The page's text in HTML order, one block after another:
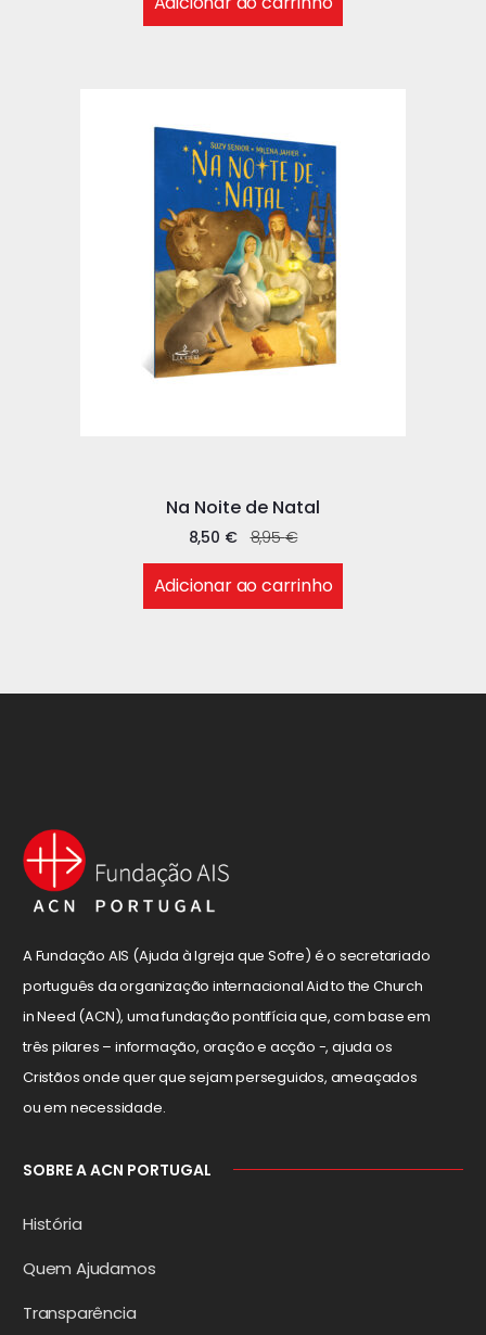
Na Noite de Natal
8,95€
8,50 €
Adicionar ao carrinho
A Fundação AIS (Ajuda à Igreja que Sofre) é o secretariado
português da organização internacional Aid to the Church
in Need (ACN), uma fundação pontifícia que, com base em
três pilares – informação, oração e acção -, ajuda os
Cristãos onde quer que sejam perseguidos, ameaçados
ou em necessidade.
SOBRE A ACN PORTUGAL
História
Quem Ajudamos
Transparência